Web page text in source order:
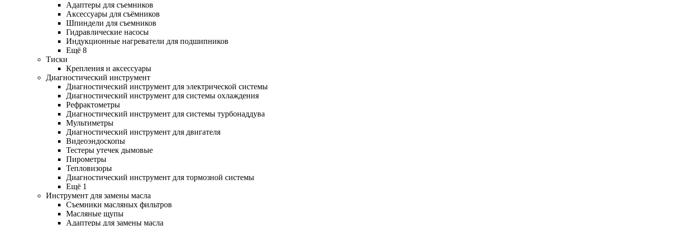
Адаптеры для съемников
Аксессуары для съёмников
Шпиндели для съемников
Гидравлические насосы
Индукционные нагреватели для подшипников
Ещё 8
Тиски
Крепления и аксессуары
Диагностический инструмент
Диагностический инструмент для электрической системы
Диагностический инструмент для системы охлаждения
Рефрактометры
Диагностический инструмент для системы турбонаддува
Мультиметры
Диагностический инструмент для двигателя
Видеоэндоскопы
Тестеры утечек дымовые
Пирометры
Тепловизоры
Диагностический инструмент для тормозной системы
Ещё 1
Инструмент для замены масла
Съемники масляных фильтров
Масляные щупы
Адаптеры для замены масла